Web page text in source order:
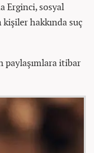
Erginci, sosyal
kişiler hakkında suç
paylaşımlara itibar